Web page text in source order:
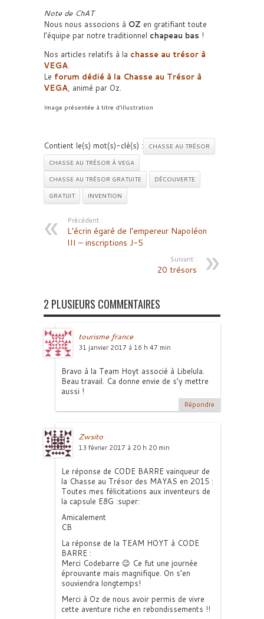
Note de ChAT
Nous nous associons à OZ en gratifiant toute
l’équipe par notre traditionnel chapeau bas !
Nos articles relatifs à la chasse au trésor à
VEGA.
Le forum dédié à la Chasse au Trésor à
VEGA, animé par Oz.
Image présentée à titre d’illustration
Contient le(s) mot(s)-clé(s) :
CHASSE AU TRÉSOR
CHASSE AU TRÉSOR À VEGA
CHASSE AU TRÉSOR GRATUITE
DÉCOUVERTE
GRATUIT
INVENTION
Précédent :
L’écrin égaré de l’empereur Napoléon
III – inscriptions J-5
Suivant :
20 trésors
2 PLUSIEURS COMMENTAIRES
tourisme france
31 janvier 2017 à 16 h 47 min
Bravo à la Team Hoyt associé à Libelula.
Beau travail. Ca donne envie de s’y mettre
aussi !
Répondre
Zwsito
13 février 2017 à 20 h 20 min
Le réponse de CODE BARRE vainqueur de
la Chasse au Trésor des MAYAS en 2015 :
Toutes mes félicitations aux inventeurs de
la capsule E8G :super:
Amicalement
CB
La réponse de la TEAM HOYT à CODE
BARRE :
Merci Codebarre 😉 Ce fut une journée
éprouvante mais magnifique. On s’en
souviendra longtemps!
Merci à Oz de nous avoir permis de vivre
cette aventure riche en rebondissements !!